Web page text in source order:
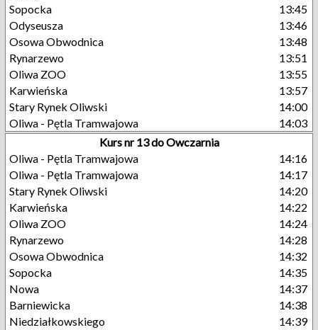
Sopocka
13:45
Odyseusza
13:46
Osowa Obwodnica
13:48
Rynarzewo
13:51
Oliwa ZOO
13:55
Karwieńska
13:57
Stary Rynek Oliwski
14:00
Oliwa - Pętla Tramwajowa
14:03
Kurs nr 13 do Owczarnia
Oliwa - Pętla Tramwajowa
14:16
Oliwa - Pętla Tramwajowa
14:17
Stary Rynek Oliwski
14:20
Karwieńska
14:22
Oliwa ZOO
14:24
Rynarzewo
14:28
Osowa Obwodnica
14:32
Sopocka
14:35
Nowa
14:37
Barniewicka
14:38
Niedziałkowskiego
14:39